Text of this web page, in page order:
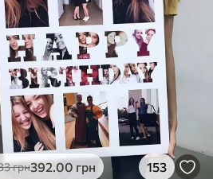
грн392.00 грн 153